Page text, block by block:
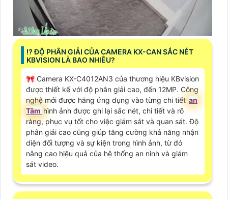
⁉️ ĐỘ PHÂN GIẢI CỦA CAMERA KX-CAN SẮC NÉT
KBVISION LÀ BAO NHIÊU?
🎀 Camera KX-C4012AN3 của thương hiệu KBvision
được thiết kế với độ phân giải cao, đến 12MP. Công
nghệ mới được hãng ứng dụng vào từng chi tiết an
Tâm hình ảnh được ghi lại sắc nét, chi tiết và rõ
ràng, phục vụ tốt cho việc giám sát và quan sát. Độ
phân giải cao cũng giúp tăng cường khả năng nhận
diện đối tượng và sự kiện trong hình ảnh, từ đó
nâng cao hiệu quả của hệ thống an ninh và giám
sát video.